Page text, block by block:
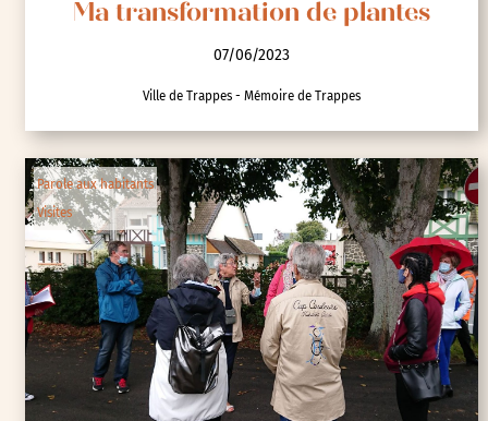
Ma transformation de plantes
07/06/2023
Ville de Trappes - Mémoire de Trappes
Parole aux habitants
Visites